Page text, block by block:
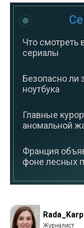
Что смотреть
сериалы
Безопасно ли
ноутбука
Главные
аномальной
Франция
фоне лесных